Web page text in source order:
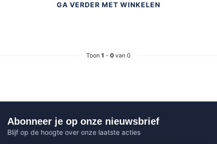
GA VERDER MET WINKELEN
Toon 1 - 0 van 0
Abonneer je op onze nieuwsbrief
Blijf op de hoogte over onze laatste acties